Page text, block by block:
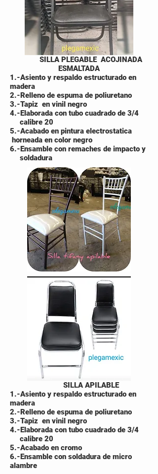
SILLA PLEGABLE ACOJINADA
ESMALTADA
1.-Asiento y respaldo estructurado en
madera
2.-Relleno de espuma de poliuretano
3.-Tapiz en vinil negro
4.-Elaborada con tubo cuadrado de 3/4
calibre 20
5.-Acabado en pintura electrostatica
horneada en color negro
6.-Ensamble con remaches de impacto y
soldadura
SILLA APILABLE
1.-Asiento y respaldo estructurado en
madera
2.-Relleno de espuma de poliuretano
3.-Tapiz en vinil negro
4.-Elaborada con tubo cuadrado de 3/4
calibre 20
5.-Acabado en cromo
6.-Ensamble con soldadura de micro
alambre